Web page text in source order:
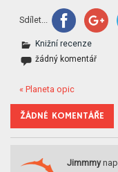
Sdílet...
Knižní recenze
žádný komentář
« Planeta opic
ŽÁDNÉ KOMENTÁŘE
Jimmmy